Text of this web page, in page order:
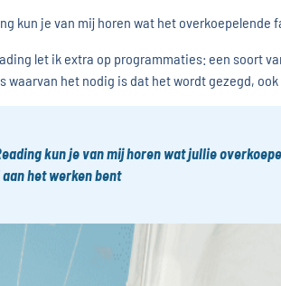
kun je van mij horen wat het
let ik extra op programmaties: een soort
waarvan het nodig is dat het wordt gezegd,
kun je van mij horen wat jullie
het werken bent